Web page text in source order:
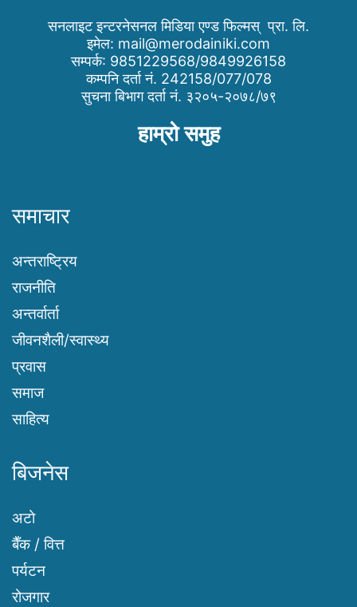
सनलाइट इन्टरनेसनल मिडिया एण्ड फिल्मस् प्रा. लि.
इमेल: mail@merodainiki.com
सम्पर्क: 9851229568/9849926158
कम्पनि दर्ता नं. 242158/077/078
सुचना बिभाग दर्ता नं. ३२०५-२०७८/७९
हाम्रो समुह
समाचार
अन्तराष्ट्रिय
राजनीति
अन्तर्वार्ता
जीवनशैली/स्वास्थ्य
प्रवास
समाज
साहित्य
बिजनेस
अटो
बैँक / वित्त
पर्यटन
रोजगार